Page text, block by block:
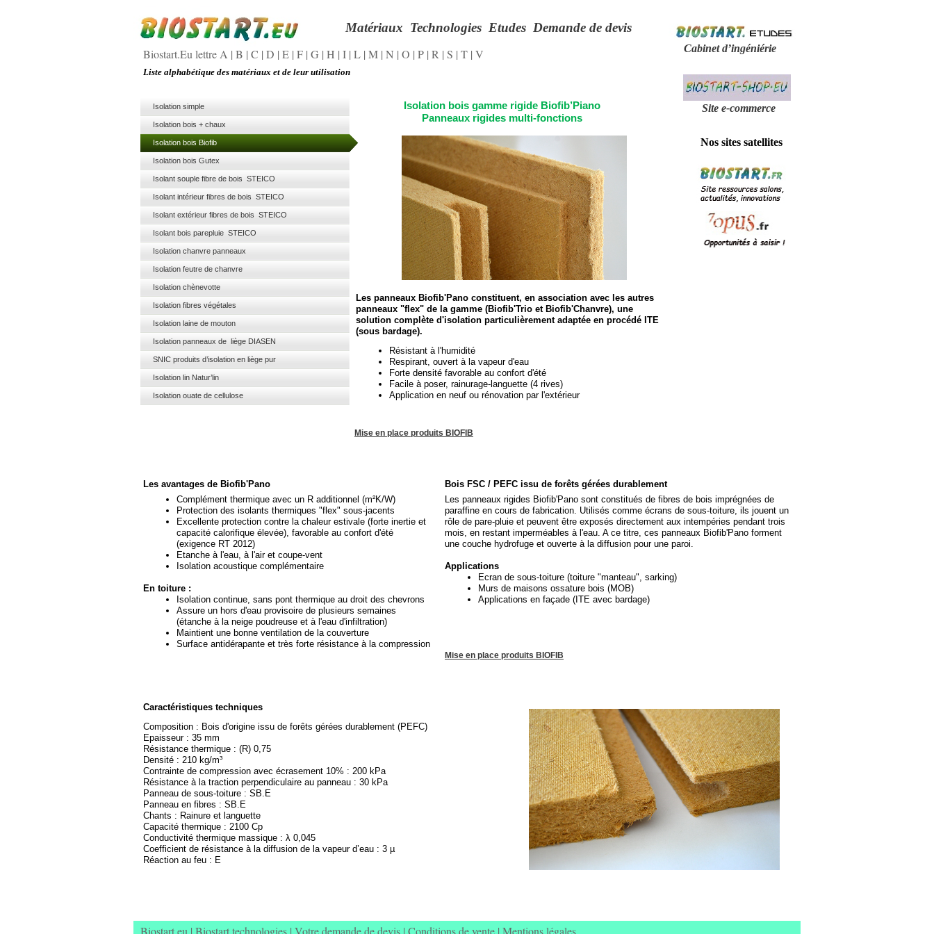
Les panneaux Biofib'Pano constituent, en association avec les autres
panneaux "flex" de la gamme (Biofib'Trio et Biofib'Chanvre), une
solution complète d'isolation particulièrement adaptée en procédé ITE
(sous bardage).
Résistant à l'humidité
Respirant, ouvert à la vapeur d'eau
Forte densité favorable au confort d'été
Facile à poser, rainurage- languette (4 rives)
Application en neuf ou rénovation par l'extérieur
Isolation simple
Isolation bois + chaux
Isolation bois Biofib
Isolation bois Gutex
Isolant souple fibre de bois STEICO
Isolant intérieur fibres de bois STEICO
Isolant extérieur fibres de bois STEICO
Isolant bois parepluie STEICO
Isolation chanvre panneaux
Isolation feutre de chanvre
Isolation chènevotte
Isolation fibres végétales
Isolation laine de mouton
Isolation panneaux de liège DIASEN
SNIC produits d’isolation en liège pur
Isolation lin Natur’lin
Isolation ouate de cellulose
Les avantages de Biofib'Pano
Complément thermique avec un R additionnel (m²K/W)
Protection des isolants thermiques "flex" sous-jacents
Excellente protection contre la chaleur estivale (forte inertie et
capacité calorifique élevée), favorable au confort d'été
(exigence RT 2012)
Etanche à l'eau, à l'air et coupe-vent
Isolation acoustique complémentaire
En toiture :
Isolation continue, sans pont thermique au droit des chevrons
Assure un hors d'eau provisoire de plusieurs semaines
(étanche à la neige poudreuse et à l'eau d'infiltration)
Maintient une bonne ventilation de la couverture
Surface antidérapante et très forte résistance à la compression
Isolation bois gamme rigide Biofib’Piano
Panneaux rigides multi-fonctions
Liste alphabétique des matériaux et de leur utilisation
Biostart.Eu lettre A | B | C | D | E | F | G | H | I | L | M | N | O | P | R | S | T | V
Caractéristiques techniques
Composition : Bois d'origine issu de forêts gérées durablement (PEFC)
Epaisseur : 35 mm
Résistance thermique : (R) 0,75
Densité : 210 kg/m³
Contrainte de compression avec écrasement 10% : 200 kPa
Résistance à la traction perpendiculaire au panneau : 30 kPa
Panneau de sous-toiture : SB.E
Panneau en fibres : SB.E
Chants : Rainure et languette
Capacité thermique : 2100 Cp
Conductivité thermique massique : λ 0,045
Coefficient de résistance à la diffusion de la vapeur d’eau : 3 µ
Réaction au feu : E
Bois FSC / PEFC issu de forêts gérées durablement
Les panneaux rigides Biofib'Pano sont constitués de fibres de bois imprégnées de
paraffine en cours de fabrication. Utilisés comme écrans de sous-toiture, ils jouent un
rôle de pare-pluie et peuvent être exposés directement aux intempéries pendant trois
mois, en restant imperméables à l'eau. A ce titre, ces panneaux Biofib'Pano forment
une couche hydrofuge et ouverte à la diffusion pour une paroi.
Applications
Ecran de sous-toiture (toiture "manteau", sarking)
Murs de maisons ossature bois (MOB)
Applications en façade (ITE avec bardage)
Mise en place produits BIOFIB
Mise en place produits BIOFIB
Biostart.eu | Biostart technologies | Votre demande de devis | Conditions de vente | Mentions légales
Matériaux Technologies Etudes Demande de devis
Cabinet d’ingéniérie
Nos sites satellites
Site e-commerce